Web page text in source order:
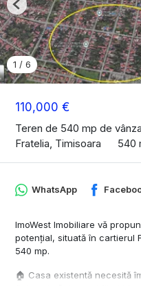
110,000 €
Teren de 540 mp de
Fratelia, Timisoara
540
1 / 6
Previous
WhatsApp
ImoWest Imobiliare vă
potențial, situată în cartierul
540 mp.
🏠 Casa existentă necesită